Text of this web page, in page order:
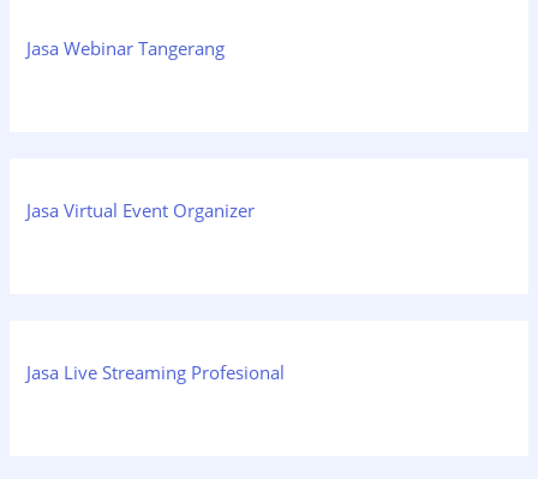
Jasa Webinar Tangerang
Jasa Virtual Event Organizer
Jasa Live Streaming Profesional